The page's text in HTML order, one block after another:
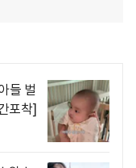
들 벌
포착]